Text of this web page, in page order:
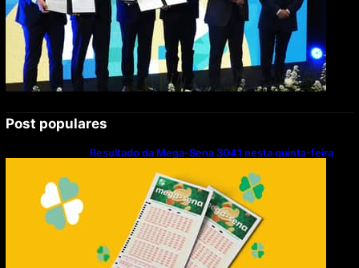
Post populares
Resultado da Mega-Sena 3041 nesta quinta-feira